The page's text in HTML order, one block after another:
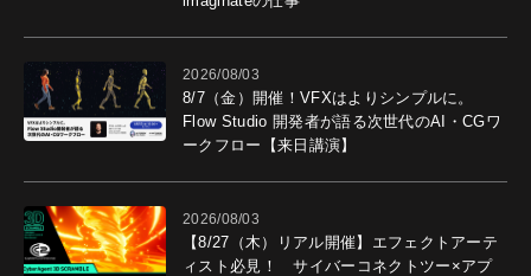
2026/08/03
8/7（金）開催！VFXはよりシンプルに。
Flow Studio 開発者が語る次世代のAI・CGワ
ークフロー【来日講演】
2026/08/03
【8/27（木）リアル開催】エフェクトアーテ
ィスト必見！ サイバーコネクトツー×アプ